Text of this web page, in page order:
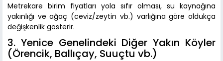
Metrekare birim fiyatları yola sıfır olması, su kaynağına
yakınlığı ve ağaç (ceviz/zeytin vb.) varlığına göre oldukça
değişkenlik gösterir.
3. Yenice Genelindeki Diğer Yakın Köyler
(Örencik, Ballıçay, Suuçtu vb.)